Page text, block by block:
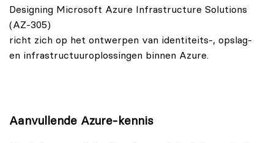
Designing Microsoft Azure Infrastructure Solutions
(AZ-305)
richt zich op het ontwerpen van identiteits-, opslag-
en infrastructuuroplossingen binnen Azure.
Aanvullende Azure-kennis